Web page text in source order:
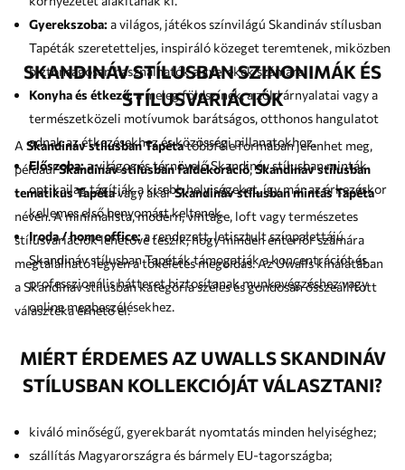
Gyerekszoba: a világos, játékos színvilágú Skandináv stílusban
Tapéták szeretetteljes, inspiráló közeget teremtenek, miközben
biztonságosan használhatók a gyerekek számára.
Konyha és étkező:a meleg földszínek, a zöld árnyalatai vagy a
természetközeli motívumok barátságos, otthonos hangulatot
adnak az étkezésekhez és közösségi pillanatokhoz.
Előszoba:a világos és térnövelő Skandináv stílusban minták
optikailag tágítják a kisebb helyiségeket, így már az érkezéskor
kellemes első benyomást keltenek.
Iroda / home office:a rendezett, letisztult színpalettájú
Skandináv stílusban Tapéták támogatják a koncentrációt és
professzionális hátteret biztosítanak munkavégzéshez vagy
online megbeszélésekhez.
SKANDINÁV STÍLUSBAN SZINONIMÁK ÉS
STÍLUSVARIÁCIÓK
A Skandináv stílusban Tapétatöbbféle formában jelenhet meg,
példáulSkandináv stílusban faldekoráció,Skandináv stílusban
tematikus Tapétavagy akárSkandináv stílusban mintás Tapéta
néven. A minimalista, modern, vintage, loft vagy természetes
stílusvariációk lehetővé teszik, hogy minden enteriőr számára
megtalálható legyen a tökéletes megoldás. Az Uwalls kínálatában
a Skandináv stílusban kategória széles és gondosan összeállított
választéka érhető el.
MIÉRT ÉRDEMES AZ UWALLS SKANDINÁV
STÍLUSBAN KOLLEKCIÓJÁT VÁLASZTANI?
kiváló minőségű, gyerekbarát nyomtatás minden helyiséghez;
szállítás Magyarországra és bármely EU-tagországba;